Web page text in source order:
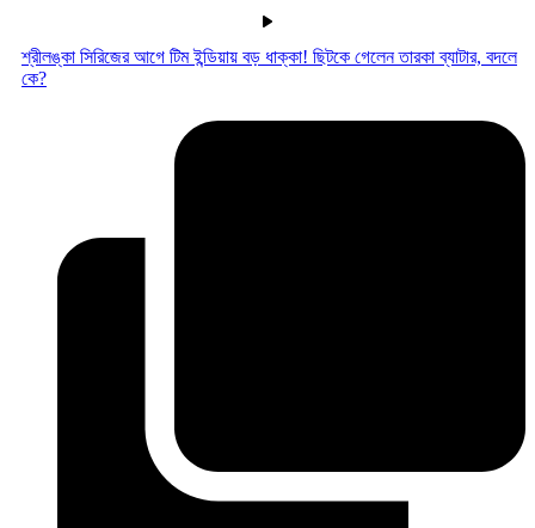
শ্রীলঙ্কা সিরিজের আগে টিম ইন্ডিয়ায় বড় ধাক্কা! ছিটকে গেলেন তারকা ব্যাটার, বদলে
কে?